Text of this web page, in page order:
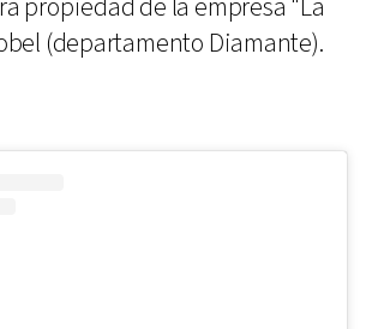
propiedad de la empresa "La
(departamento Diamante).